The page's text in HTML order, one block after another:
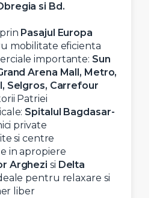
si Bd.
Pasajul Europa
mobilitate eficienta
importante: Sun
Arena Mall, Metro,
Selgros, Carrefour
Patriei
Spitalul Bagdasar-
private
si centre
in apropiere
Arghezi si Delta
pentru relaxare si
liber